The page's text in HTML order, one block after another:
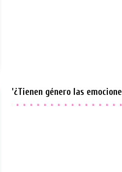
'¿Tienen género las